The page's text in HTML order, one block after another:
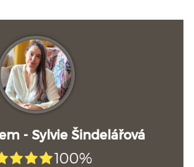
- Sylvie Šindelářová
100%